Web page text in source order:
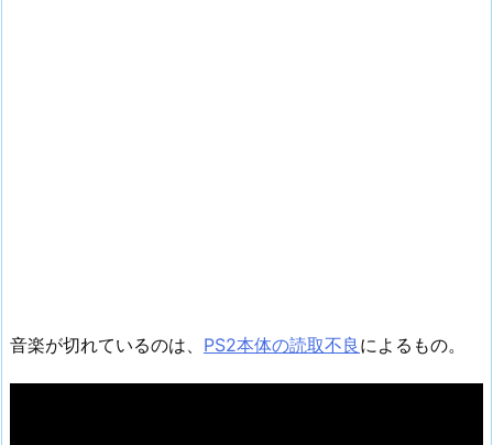
音楽が切れているのは、 PS2本体の読取不良 によるもの。